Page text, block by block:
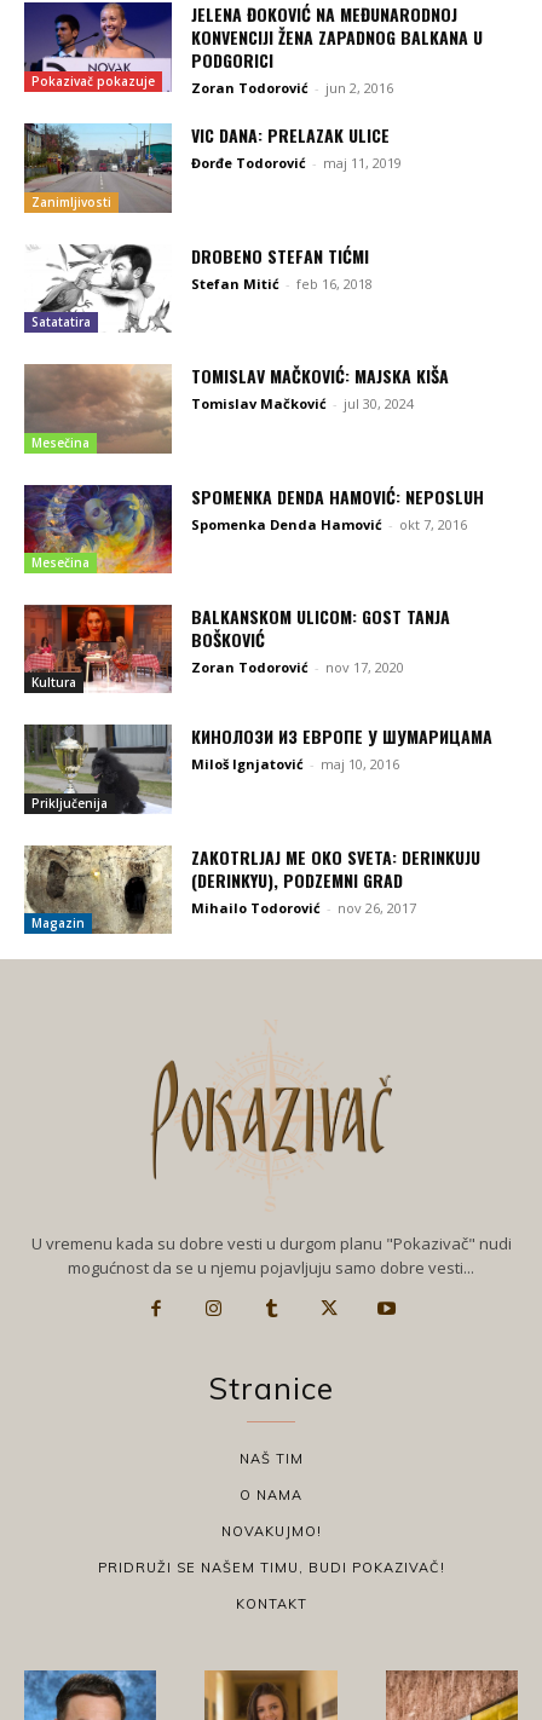
Pokazivač pokazuje
JELENA ĐOKOVIĆ NA MEĐUNARODNOJ
KONVENCIJI ŽENA ZAPADNOG BALKANA U
PODGORICI
Zoran Todorović - jun 2, 2016
Zanimljivosti
VIC DANA: PRELAZAK ULICE
Đorđe Todorović - maj 11, 2019
Satatatira
DROBENO STEFAN TIĆMI
Stefan Mitić - feb 16, 2018
Mesečina
TOMISLAV MAČKOVIĆ: MAJSKA KIŠA
Tomislav Mačković - jul 30, 2024
Mesečina
SPOMENKA DENDA HAMOVIĆ: NEPOSLUH
Spomenka Denda Hamović - okt 7, 2016
Kultura
BALKANSKOM ULICOM: GOST TANJA
BOŠKOVIĆ
Zoran Todorović - nov 17, 2020
Priključenija
КИНОЛОЗИ ИЗ ЕВРОПЕ У ШУМАРИЦАМА
Miloš Ignjatović - maj 10, 2016
Magazin
ZAKOTRLJAJ ME OKO SVETA: DERINKUJU
(DERINKYU), PODZEMNI GRAD
Mihailo Todorović - nov 26, 2017
U vremenu kada su dobre vesti u durgom planu "Pokazivač" nudi
mogućnost da se u njemu pojavljuju samo dobre vesti...
Stranice
NAŠ TIM
O NAMA
NOVAKUJMO!
PRIDRUŽI SE NAŠEM TIMU, BUDI POKAZIVAČ!
KONTAKT